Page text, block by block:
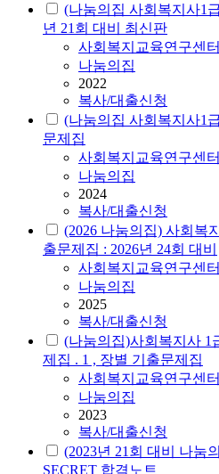
(나눔의집 사회복지사1
년 21회 대비 최신판
사회복지교육연구센터
나눔의집
2022
복사/대출신청
(나눔의집 사회복지사1
문제집
사회복지교육연구센터
나눔의집
2024
복사/대출신청
(2026 나눔의집) 사회복
출문제집 : 2026년 24회 대비
사회복지교육연구센터
나눔의집
2025
복사/대출신청
(나눔의집)사회복지사 1
제집 . 1 , 장별 기출문제집
사회복지교육연구센터
나눔의집
2023
복사/대출신청
(2023년 21회 대비 나눔
SECRET 합격노트